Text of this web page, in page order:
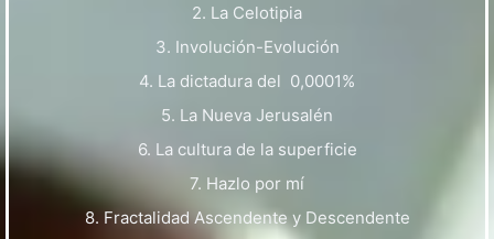
2. La Celotipia
3. Involución-Evolución
4. La dictadura del 0,0001%
5. La Nueva Jerusalén
6. La cultura de la superficie
7. Hazlo por mí
8. Fractalidad Ascendente y Descendente